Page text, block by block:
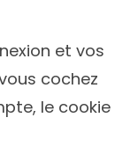
et vos
cochez
le cookie